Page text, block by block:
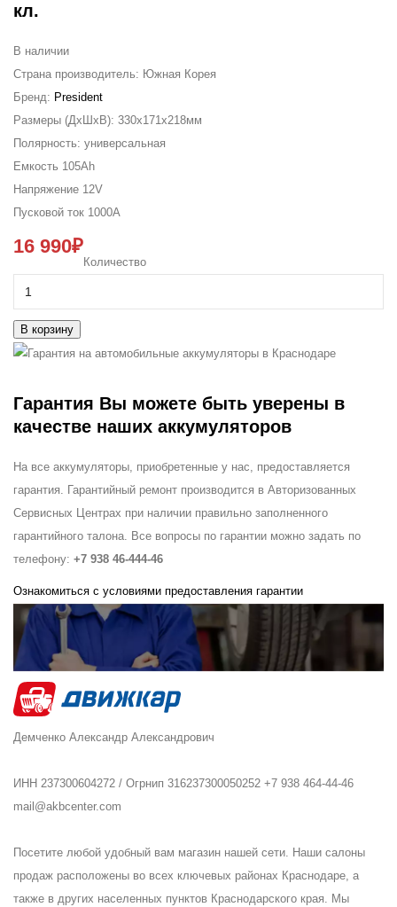
кл.
В наличии
Страна производитель: Южная Корея
Бренд: President
Размеры (ДxШxВ): 330x171x218мм
Полярность: универсальная
Емкость 105Ah
Напряжение 12V
Пусковой ток 1000A
16 990₽
Количество
В корзину
Гарантия Вы можете быть уверены в
качестве наших аккумуляторов
На все аккумуляторы, приобретенные у нас, предоставляется
гарантия. Гарантийный ремонт производится в Авторизованных
Сервисных Центрах при наличии правильно заполненного
гарантийного талона. Все вопросы по гарантии можно задать по
телефону: +7 938 46-444-46
Ознакомиться с условиями предоставления гарантии
Демченко Александр Александрович
ИНН 237300604272 / Огрнип 316237300050252 +7 938 464-44-46
mail@akbcenter.com
Посетите любой удобный вам магазин нашей сети. Наши салоны
продаж расположены во всех ключевых районах Краснодаре, а
также в других населенных пунктов Краснодарского края. Мы